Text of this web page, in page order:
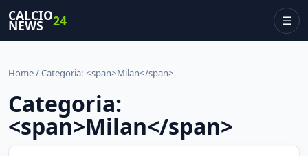
CALCIO
NEWS 24 ☰
Home/ Categoria: <span>Milan</span>
Categoria:
<span>Milan</span>